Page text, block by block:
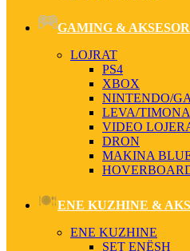
GAMING &
LOJRAT
PS4
XBOX
NINTENDO/
LEVA/TIMONA
VIDEO
DRON
MAKINA
ENE KUZHINE &
ENE KUZHINE
SET ENËSH